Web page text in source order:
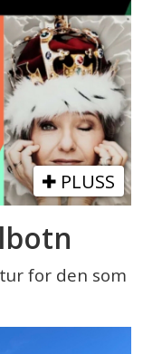
PLUSS
for den som